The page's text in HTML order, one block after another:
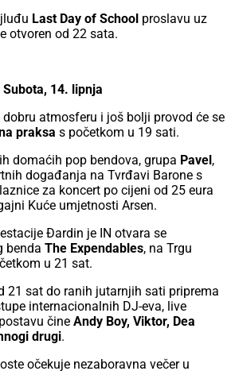
Last Day of School proslavu uz
otvoren od 22 sata.
Subota, 14. lipnja
dobru atmosferu i još bolji provod će se
praksa s početkom u 19 sati.
domaćih pop bendova, grupa Pavel ,
događanja na Tvrđavi Barone s
za koncert po cijeni od 25 eura
Kuće umjetnosti Arsen.
Đardin je IN otvara se
benda The Expendables, na Trgu
u 21 sat.
21 sat do ranih jutarnjih sati priprema
internacionalnih DJ-eva, live
čine Andy Boy, Viktor, Dea
drugi.
očekuje nezaboravna večer u